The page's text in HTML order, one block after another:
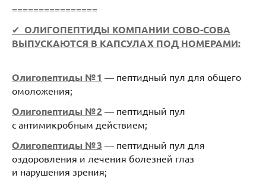
================
✔ ОЛИГОПЕПТИДЫ КОМПАНИИ СОВО-СОВА
ВЫПУСКАЮТСЯ В КАПСУЛАХ ПОД НОМЕРАМИ:
Олигопептиды № 1 — пептидный пул для общего
омоложения;
Олигопептиды № 2 — пептидный пул
с антимикробным действием;
Олигопептиды № 3 — пептидный пул для
оздоровления и лечения болезней глаз
и нарушения зрения;